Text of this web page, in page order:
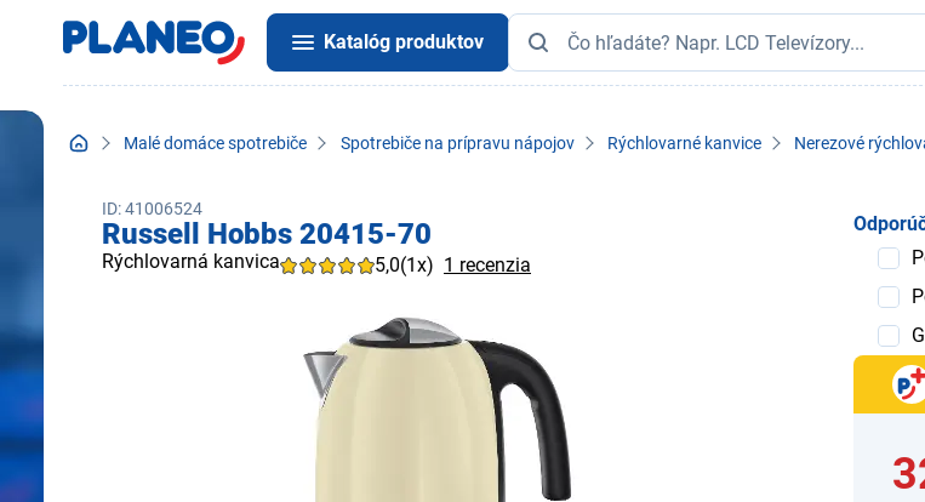
Katalóg produktov
Malé domáce spotrebiče Spotrebiče na prípravu nápojov Rýchlovarné kanvice Nerezové
ID: 41006524
Russell Hobbs 20415-70
Rýchlovarná kanvica 5,0(1x) 1 recenzia